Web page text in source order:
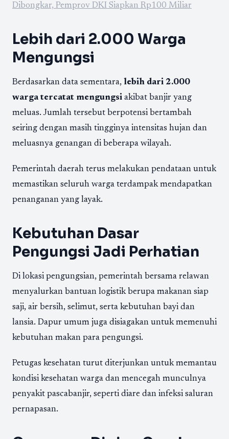
Dibongkar, Pemprov DKI Siapkan Rp100 Miliar
Lebih dari 2.000 Warga
Mengungsi
Berdasarkan data sementara, lebih dari 2.000
warga tercatat mengungsi akibat banjir yang
meluas. Jumlah tersebut berpotensi bertambah
seiring dengan masih tingginya intensitas hujan dan
meluasnya genangan di beberapa wilayah.
Pemerintah daerah terus melakukan pendataan untuk
memastikan seluruh warga terdampak mendapatkan
penanganan yang layak.
Kebutuhan Dasar
Pengungsi Jadi Perhatian
Di lokasi pengungsian, pemerintah bersama relawan
menyalurkan bantuan logistik berupa makanan siap
saji, air bersih, selimut, serta kebutuhan bayi dan
lansia. Dapur umum juga disiagakan untuk memenuhi
kebutuhan makan para pengungsi.
Petugas kesehatan turut diterjunkan untuk memantau
kondisi kesehatan warga dan mencegah munculnya
penyakit pascabanjir, seperti diare dan infeksi saluran
pernapasan.